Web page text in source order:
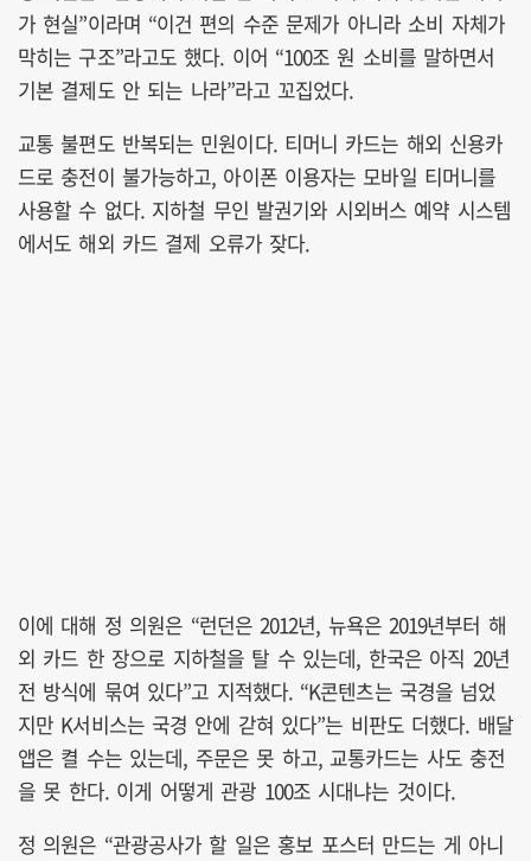
가 현실”이라며 “이건 편의 수준 문제가 아니라 소비 자체가
막히는 구조”라고도 했다. 이어 “100조 원 소비를 말하면서
기본 결제도 안 되는 나라”라고 꼬집었다.
교통 불편도 반복되는 민원이다. 티머니 카드는 해외 신용카
드로 충전이 불가능하고, 아이폰 이용자는 모바일 티머니를
사용할 수 없다. 지하철 무인 발권기와 시외버스 예약 시스템
에서도 해외 카드 결제 오류가 잦다.
이에 대해 정 의원은 “런던은 2012년, 뉴욕은 2019년부터 해
외 카드 한 장으로 지하철을 탈 수 있는데, 한국은 아직 20년
전 방식에 묶여 있다”고 지적했다. “K콘텐츠는 국경을 넘었
지만 K서비스는 국경 안에 갇혀 있다”는 비판도 더했다. 배달
앱은 켤 수는 있는데, 주문은 못 하고, 교통카드는 사도 충전
을 못 한다. 이게 어떻게 관광 100조 시대냐는 것이다.
정 의원은 “관광공사가 할 일은 홍보 포스터 만드는 게 아니